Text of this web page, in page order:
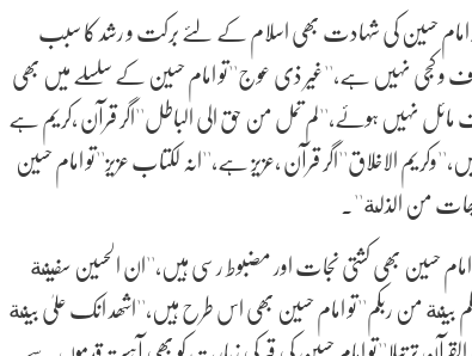
حسین کی شہادت بھی اسلام کے لئے برکت و رشد کا سبب
و کجی نہیں ہے،''غیر ذی عوج''تو امام حسین کے سلسلے میں بھی
نہیں ہوئے،''لم تمل من حق الی الباطل''اگر قرآن ،کریم ہے
الاخلاق''اگر قرآن ،عزیز ہے،''انہ لکتاب عزیز''تو امام حسین
من الذلة''۔
حسین بھی کشتی نجات اور مضبوط رسی ہیں،''ان الحسین سفینة
بینة من ربکم''تو امام حسین بھی اس طرح ہیں،''اشھد انک علیٰ بینة